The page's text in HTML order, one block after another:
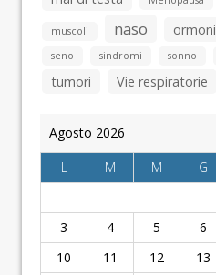
muscoli naso ormoni
seno
sindromi sonno
tumori Vie respiratorie
Agosto 2026
L
M M G
3
4 5 6
10
11 12 13